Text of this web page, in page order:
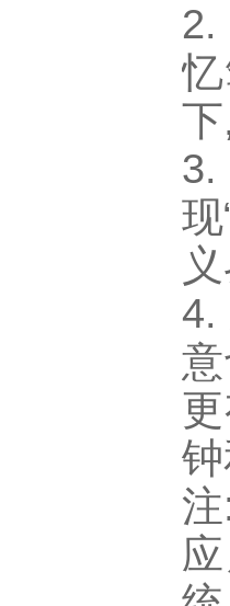
2.
下
3.
4.
注